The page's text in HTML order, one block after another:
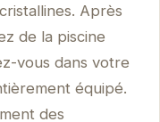
Après
de la piscine
vous dans votre
équipé.
des